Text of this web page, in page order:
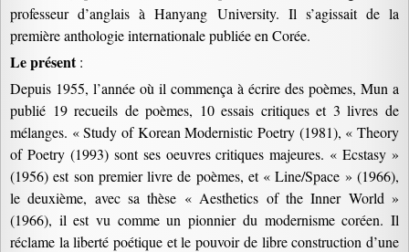
professeur d’anglais à Hanyang University. Il s’agissait de la
première anthologie internationale publiée en Corée.
Le présent:
Depuis 1955, l’année où il commença à écrire des poèmes, Mun a
publié 19 recueils de poèmes, 10 essais critiques et 3 livres de
mélanges. « Study of Korean Modernistic Poetry (1981), « Theory
of Poetry (1993) sont ses oeuvres critiques majeures. « Ecstasy »
(1956) est son premier livre de poèmes, et « Line/Space » (1966),
le deuxième, avec sa thèse « Aesthetics of the Inner World »
(1966), il est vu comme un pionnier du modernisme coréen. Il
réclame la liberté poétique et le pouvoir de libre construction d’une